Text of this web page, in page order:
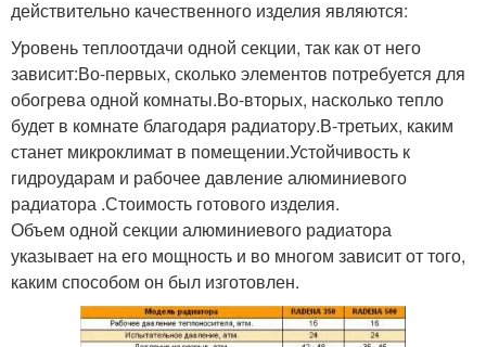
действительно качественного изделия являются:
Уровень теплоотдачи одной секции, так как от него
зависит:Во-первых, сколько элементов потребуется для
обогрева одной комнаты.Во-вторых, насколько тепло
будет в комнате благодаря радиатору.В-третьих, каким
станет микроклимат в помещении.Устойчивость к
гидроударам и рабочее давление алюминиевого
радиатора .Стоимость готового изделия.
Объем одной секции алюминиевого радиатора
указывает на его мощность и во многом зависит от того,
каким способом он был изготовлен.